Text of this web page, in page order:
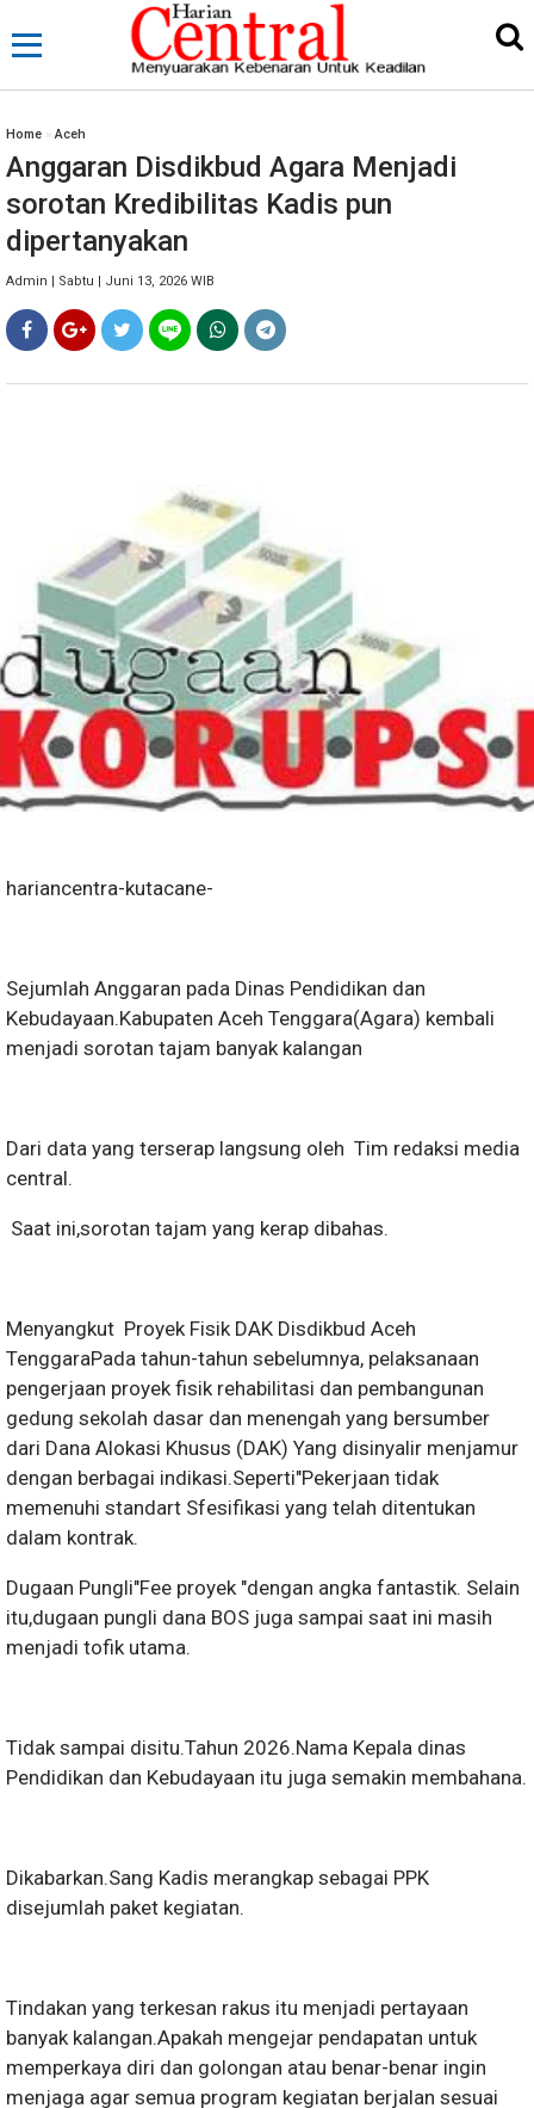
Home »Aceh
Anggaran Disdikbud Agara Menjadi
sorotan Kredibilitas Kadis pun
dipertanyakan
Admin | Sabtu | Juni 13, 2026 WIB
hariancentra-kutacane-
Sejumlah Anggaran pada Dinas Pendidikan dan
Kebudayaan.Kabupaten Aceh Tenggara(Agara) kembali
menjadi sorotan tajam banyak kalangan
Dari data yang terserap langsung oleh Tim redaksi media
central.
Saat ini,sorotan tajam yang kerap dibahas.
Menyangkut Proyek Fisik DAK Disdikbud Aceh
TenggaraPada tahun-tahun sebelumnya, pelaksanaan
pengerjaan proyek fisik rehabilitasi dan pembangunan
gedung sekolah dasar dan menengah yang bersumber
dari Dana Alokasi Khusus (DAK) Yang disinyalir menjamur
dengan berbagai indikasi.Seperti"Pekerjaan tidak
memenuhi standart Sfesifikasi yang telah ditentukan
dalam kontrak.
Dugaan Pungli"Fee proyek "dengan angka fantastik. Selain
itu,dugaan pungli dana BOS juga sampai saat ini masih
menjadi tofik utama.
Tidak sampai disitu.Tahun 2026.Nama Kepala dinas
Pendidikan dan Kebudayaan itu juga semakin membahana.
Dikabarkan.Sang Kadis merangkap sebagai PPK
disejumlah paket kegiatan.
Tindakan yang terkesan rakus itu menjadi pertayaan
banyak kalangan.Apakah mengejar pendapatan untuk
memperkaya diri dan golongan atau benar-benar ingin
menjaga agar semua program kegiatan berjalan sesuai